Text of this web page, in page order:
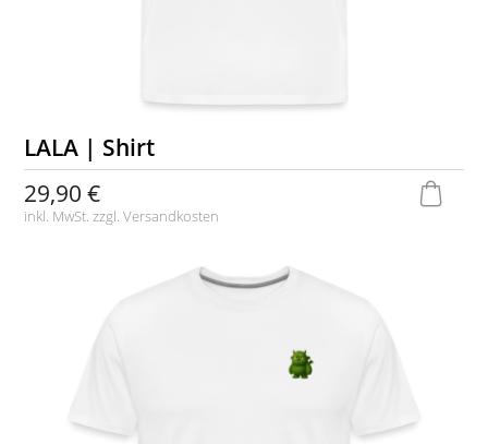
LALA | Shirt
29,90 €
inkl. MwSt. zzgl.Versandkosten